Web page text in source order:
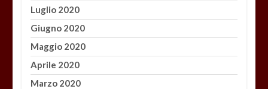
Luglio 2020
Giugno 2020
Maggio 2020
Aprile 2020
Marzo 2020